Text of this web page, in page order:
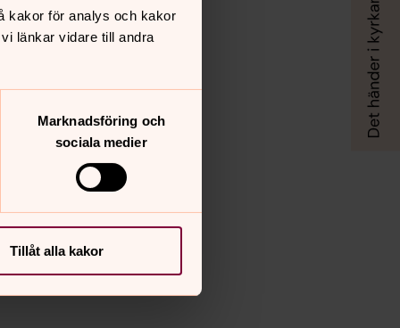
kakor för analys och kakor
länkar vidare till andra
Marknadsföring och
sociala medier
Tillåt alla kakor